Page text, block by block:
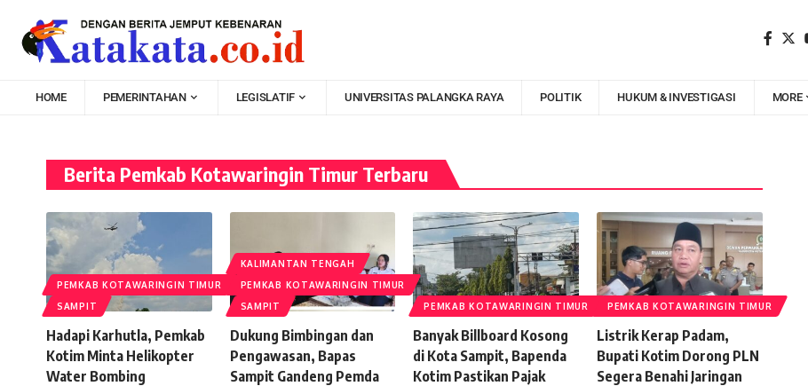
HOME PEMERINTAHAN LEGISLATIF UNIVERSITAS PALANGKA RAYA POLITIK HUKUM & INVESTIGASI MORE
Berita Pemkab Kotawaringin Timur Terbaru
PEMKAB KOTAWARINGIN TIMUR
SAMPIT
Hadapi Karhutla, Pemkab
Kotim Minta Helikopter
Water Bombing
KALIMANTAN TENGAH
PEMKAB KOTAWARINGIN TIMUR
SAMPIT
Dukung Bimbingan dan
Pengawasan, Bapas
Sampit Gandeng Pemda
PEMKAB KOTAWARINGIN TIMUR
Banyak Billboard Kosong
di Kota Sampit, Bapenda
Kotim Pastikan Pajak
PEMKAB KOTAWARINGIN TIMUR
Listrik Kerap Padam,
Bupati Kotim Dorong PLN
Segera Benahi Jaringan